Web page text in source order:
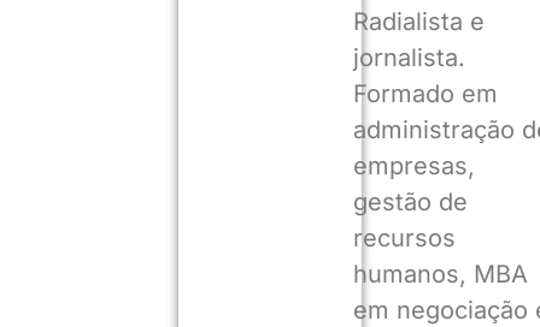
Radialista e
jornalista.
Formado em
administração
empresas,
gestão de
recursos
humanos, MBA
em negociação